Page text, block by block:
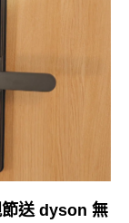
送 dyson 無